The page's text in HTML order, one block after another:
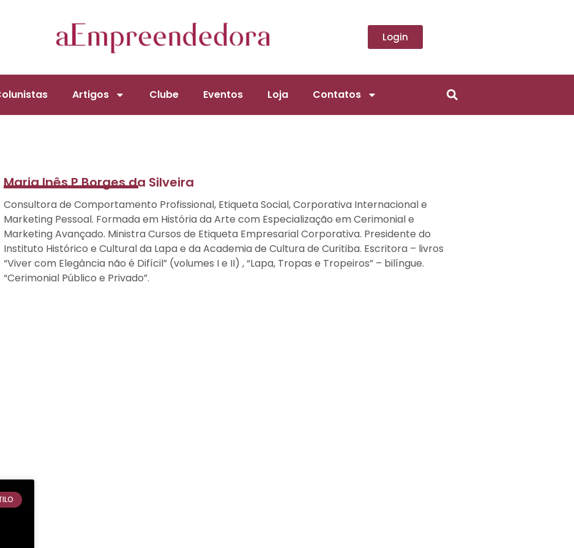
Login
Artigos Clube Eventos Loja Contatos
Maria Inês P Borges da Silveira
Consultora de Comportamento Profissional, Etiqueta Social, Corporativa Internacional e
Marketing Pessoal. Formada em História da Arte com Especialização em Cerimonial e
Marketing Avançado. Ministra Cursos de Etiqueta Empresarial Corporativa. Presidente do
Instituto Histórico e Cultural da Lapa e da Academia de Cultura de Curitiba. Escritora – livros
“Viver com Elegância não é Difícil” (volumes I e II) , “Lapa, Tropas e Tropeiros” – bilíngue.
“Cerimonial Público e Privado”.